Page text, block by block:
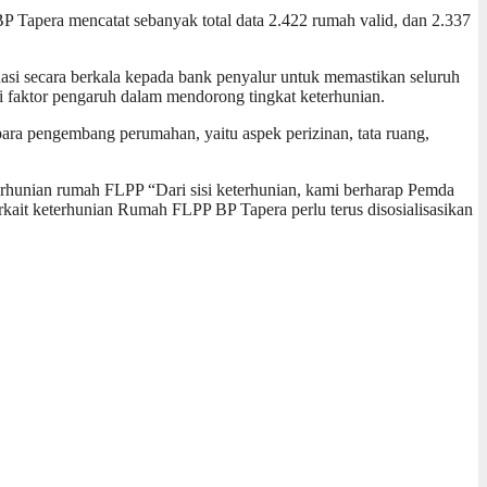
Tapera mencatat sebanyak total data 2.422 rumah valid, dan 2.337
secara berkala kepada bank penyalur untuk memastikan seluruh
pengaruh dalam mendorong tingkat keterhunian.
pengembang perumahan, yaitu aspek perizinan, tata ruang,
rumah FLPP “Dari sisi keterhunian, kami berharap Pemda
keterhunian Rumah FLPP BP Tapera perlu terus disosialisasikan